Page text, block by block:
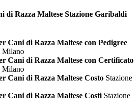
di Razza Maltese Stazione Garibaldi
Cani di Razza Maltese con Pedigree
Milano
Cani di Razza Maltese con Certificato
Milano
Cani di Razza Maltese Costo Stazione
Cani di Razza Maltese Costi Stazione